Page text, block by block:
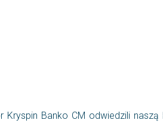
Banko CM odwiedzili naszą